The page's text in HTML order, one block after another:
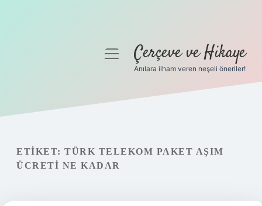
Gizlilik Politikası
Hakkımızda
menüyüÇerçeve ve Hikaye
Anılara ilham veren neşeli öneriler!
ETIKET: TÜRK TELEKOM PAKET AŞIM
ÜCRETI NE KADAR